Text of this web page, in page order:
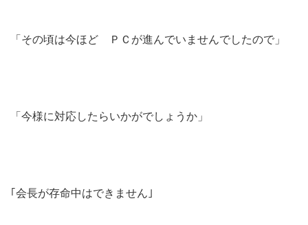
「その頃は今ほど ＰＣが進んでいませんでしたので」
「今様に対応したらいかがでしょうか」
｢会長が存命中はできません｣